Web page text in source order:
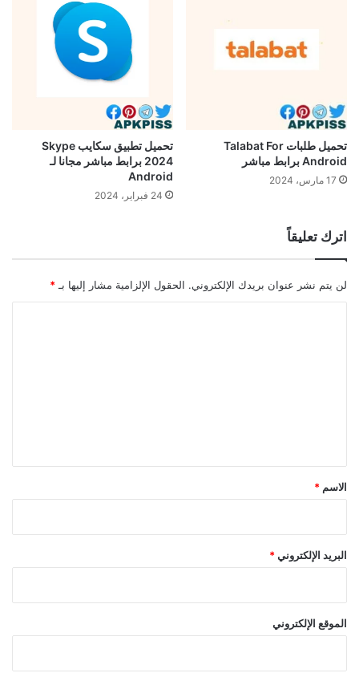
تحميل طلبات Talabat For
Android برابط مباشر
17 مارس، 2024
تحميل تطبيق سكايب Skype
2024 برابط مباشر مجانا لـ
Android
24 فبراير، 2024
اترك تعليقاً
لن يتم نشر عنوان بريدك الإلكتروني. الحقول الإلزامية مشار إليها بـ *
*
الاسم *
البريد الإلكتروني *
الموقع الإلكتروني